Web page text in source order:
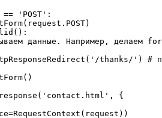
== 'POST':
данные. Например, делаем
thanks/') #
{